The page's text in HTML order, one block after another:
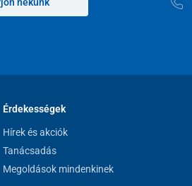
Érdekességek
Hírek és akciók
Tanácsadás
Megoldások mindenkinek